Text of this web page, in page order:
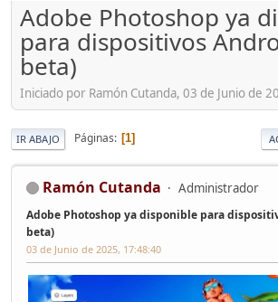
Adobe Photoshop ya
para dispositivos
beta)
Iniciado por Ramón Cutanda, 03 de Junio de
IR ABAJO Páginas 1
Ramón Cutanda Administrador
Adobe Photoshop ya disponible para
beta)
03 de Junio de 2025, 17:48:40